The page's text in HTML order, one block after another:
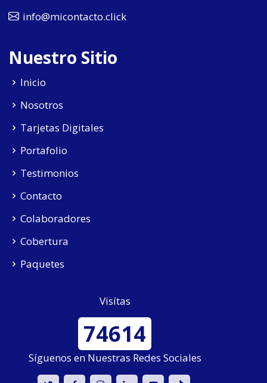
info@micontacto.click
Nuestro Sitio
Inicio
Nosotros
Tarjetas Digitales
Portafolio
Testimonios
Contacto
Colaboradores
Cobertura
Paquetes
Visítas
74614
Síguenos en Nuestras Redes Sociales